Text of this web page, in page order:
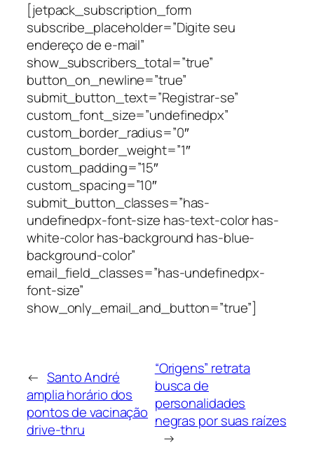
[jetpack_subscription_form
subscribe_placeholder=”Digite seu
endereço de e-mail”
show_subscribers_total=”true”
button_on_newline=”true”
submit_button_text=”Registrar-se”
custom_font_size=”undefinedpx”
custom_border_radius=”0″
custom_border_weight=”1″
custom_padding=”15″
custom_spacing=”10″
submit_button_classes=”has-
undefinedpx-font-size has-text-color has-
white-color has-background has-blue-
background-color”
email_field_classes=”has-undefinedpx-
font-size”
show_only_email_and_button=”true”]
← Santo André
amplia horário dos
pontos de vacinação
drive-thru
“Origens” retrata
busca de
personalidades
negras por suas raízes
→